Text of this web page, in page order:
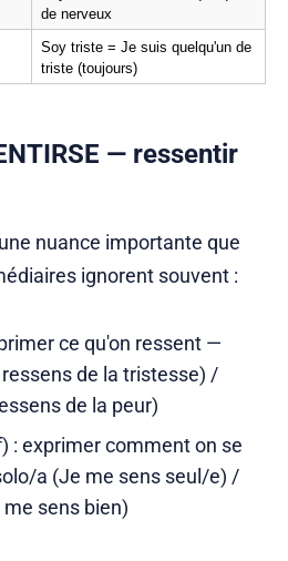
de nerveux
Soy triste = Je suis quelqu'un de
triste (toujours)
— ressentir
nuance importante que
ignorent souvent :
ce qu'on ressent —
de la tristesse) /
de la peur)
: exprimer comment on se
a (Je me sens seul/e) /
sens bien)